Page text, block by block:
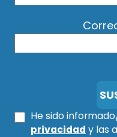
He sido
privacidad y las